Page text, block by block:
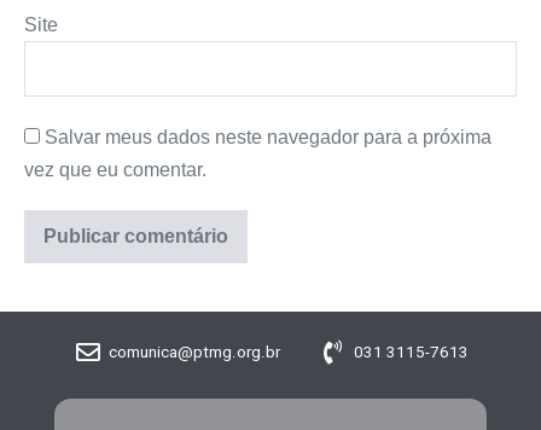
Site
Salvar meus dados neste navegador para a próxima
vez que eu comentar.
comunica@ptmg.org.br 031 3115-7613